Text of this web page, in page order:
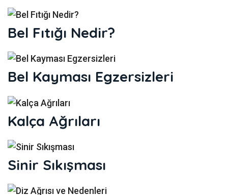
Bel Fıtığı Nedir?
Bel Kayması Egzersizleri
Kalça Ağrıları
Sinir Sıkışması